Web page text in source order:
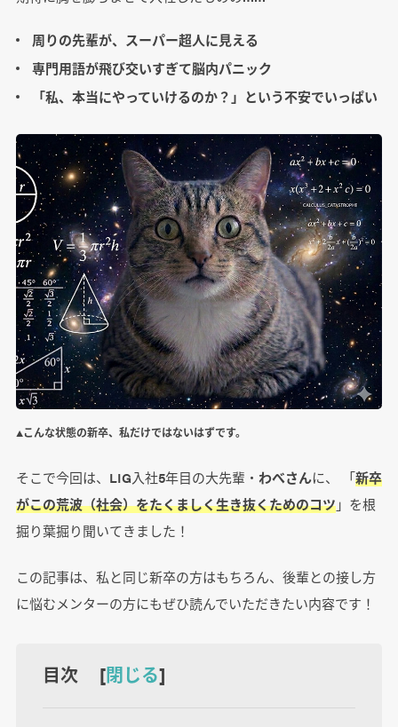
周りの先輩が、スーパー超人に見える
専門用語が飛び交いすぎて脳内パニック
「私、本当にやっていけるのか？」という不安でいっぱい
▲こんな状態の新卒、私だけではないはずです。
そこで今回は、LIG入社5年目の大先輩・ わべさんに、 「新卒
がこの荒波（社会）をたくましく生き抜くためのコツ」を根
掘り葉掘り聞いてきました！
この記事は、私と同じ新卒の方はもちろん、後輩との接し方
に悩むメンターの方にもぜひ読んでいただきたい内容です！
目次 [閉じる]